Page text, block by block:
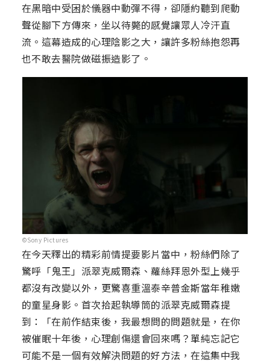
在黑暗中受困於儀器中動彈不得，卻隱約聽到爬動
聲從腳下方傳來，坐以待斃的感覺讓眾人冷汗直
流。這幕造成的心理陰影之大，讓許多粉絲抱怨再
也不敢去醫院做磁振造影了。
©Sony Pictures
在今天釋出的精彩前情提要影片當中，粉絲們除了
驚呼「鬼王」派翠克威爾森、蘿絲拜恩外型上幾乎
都沒有改變以外，更驚喜重溫泰辛普金斯當年稚嫩
的童星身影。首次拾起執導筒的派翠克威爾森提
到：「在前作結束後，我最想問的問題就是，在你
被催眠十年後，心理創傷還會回來嗎？單純忘記它
可能不是一個有效解決問題的好方法，在這集中我